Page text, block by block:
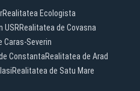
Realitatea Ecologista
USRRealitatea de Covasna
Caras-Severin
ConstantaRealitatea de Arad
Realitatea de Satu Mare